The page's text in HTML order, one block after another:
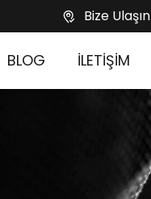
Bize Ulaşın
BLOG İLETİŞİM